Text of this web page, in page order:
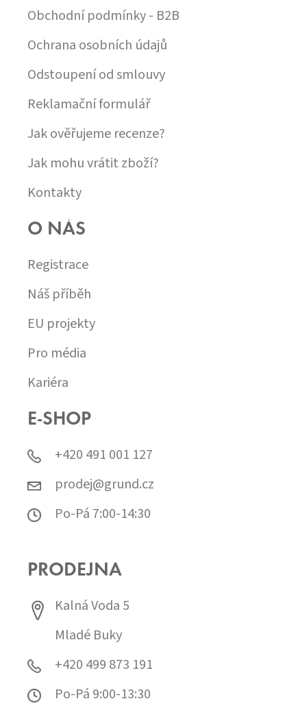
Obchodní podmínky - B2B
Ochrana osobních údajů
Odstoupení od smlouvy
Reklamační formulář
Jak ověřujeme recenze?
Jak mohu vrátit zboží?
Kontakty
O NÁS
Registrace
Náš příběh
EU projekty
Pro média
Kariéra
E-SHOP
+420 491 001 127
prodej@grund.cz
Po-Pá 7:00-14:30
PRODEJNA
Kalná Voda 5
Mladé Buky
+420 499 873 191
Po-Pá 9:00-13:30